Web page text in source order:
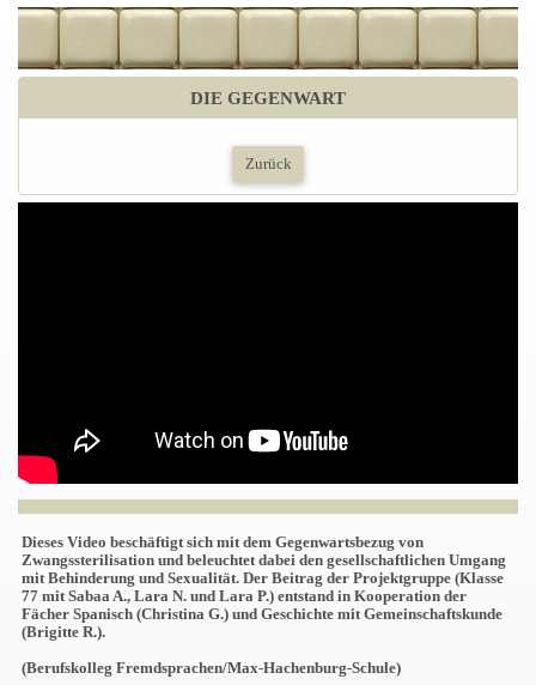
DIE GEGENWART
Zurück
Dieses Video beschäftigt sich mit dem Gegenwartsbezug von
Zwangssterilisation und beleuchtet dabei den gesellschaftlichen Umgang
mit Behinderung und Sexualität. Der Beitrag der Projektgruppe (Klasse
77 mit Sabaa A., Lara N. und Lara P.) entstand in Kooperation der
Fächer Spanisch (Christina G.) und Geschichte mit Gemeinschaftskunde
(Brigitte R.).
(Berufskolleg Fremdsprachen/Max-Hachenburg-Schule)